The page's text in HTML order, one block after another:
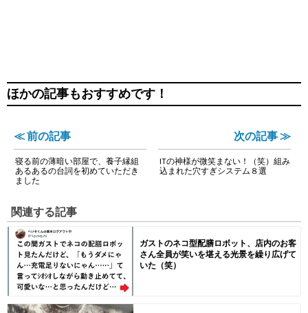
ほかの記事もおすすめです！
≪ 前の記事
寝る前の薄暗い部屋で、養子縁組
あるあるの台詞を初めていただき
ました
次の記事 ≫
ITの神様が微笑まない！（笑）組み
込まれた穴すぎシステム８選
関連する記事
ガストのネコ型配膳ロボット、店内のお客
さん全員が笑いを堪える光景を繰り広げて
いた（笑）